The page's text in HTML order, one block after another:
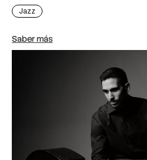
Jazz
Saber más